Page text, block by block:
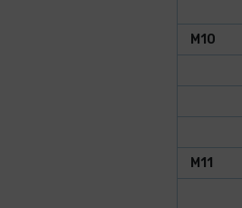
M10
M11